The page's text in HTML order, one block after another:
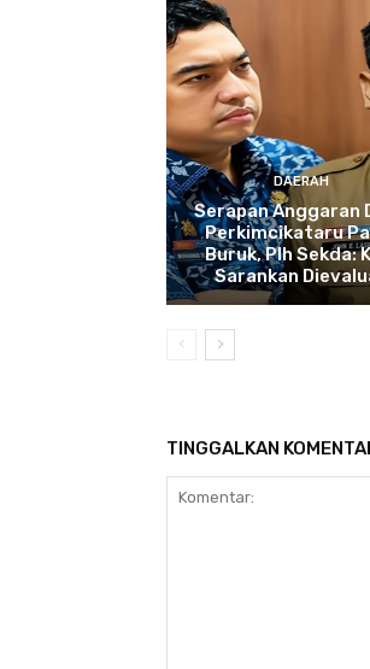
DAERAH
Serapan Anggaran
Perkimcikataru
Buruk, Plh Sekda:
Sarankan
TINGGALKAN